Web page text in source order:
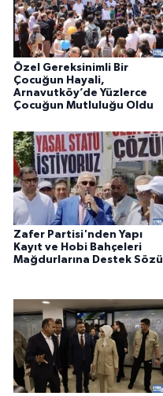
Özel Gereksinimli Bir
Çocuğun Hayali,
Arnavutköy’de Yüzlerce
Çocuğun Mutluluğu Oldu
Zafer Partisi'nden Yapı
Kayıt ve Hobi Bahçeleri
Mağdurlarına Destek Sözü